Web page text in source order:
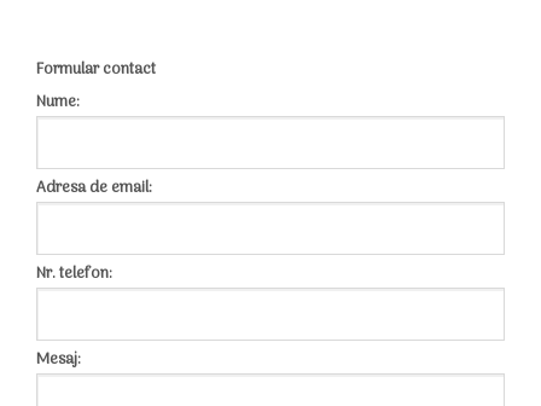
Formular contact
Nume:
Adresa de email:
Nr. telefon:
Mesaj: